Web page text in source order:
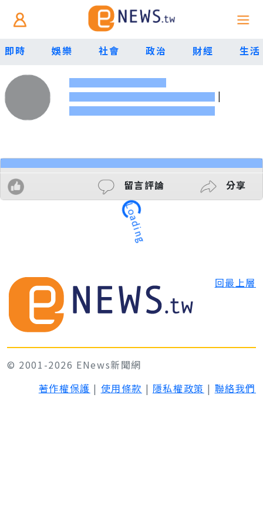
即時 娛樂 社會 政治 財經 生活
|
留言評論 分享
Loading
回最上層
© 2001-2026 ENews新聞網
著作權保護 | 使用條款 | 隱私權政策 | 聯絡我們